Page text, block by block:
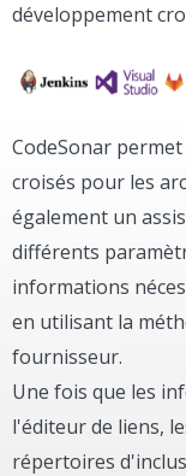
développement
CodeSonar
croisés pour les
également un
différents
informations
en utilisant la
fournisseur.
Une fois que les
l'éditeur de liens,
répertoires